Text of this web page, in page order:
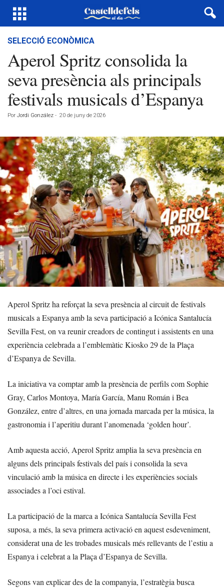
SELECCIÓ ECONÒMICA
Aperol Spritz consolida la
seva presència als principals
festivals musicals d’Espanya
Por Jordi González - 20 de juny de 2026
Aperol Spritz ha reforçat la seva presència al circuit de festivals
musicals a Espanya amb la seva participació a Icónica Santalucía
Sevilla Fest, on va reunir creadors de contingut i assistents en una
experiència celebrada a l’emblemàtic Kiosko 29 de la Plaça
d’Espanya de Sevilla.
La iniciativa va comptar amb la presència de perfils com Sophie
Gray, Carlos Montoya, María García, Manu Román i Bea
González, entre d’altres, en una jornada marcada per la música, la
gastronomia i l’aperitiu durant l’anomenada ‘golden hour’.
Amb aquesta acció, Aperol Spritz amplia la seva presència en
alguns dels principals festivals del país i consolida la seva
vinculació amb la música en directe i les experiències socials
associades a l’oci estival.
La participació de la marca a Icónica Santalucía Sevilla Fest
suposa, a més, la seva primera activació en aquest esdeveniment,
considerat una de les trobades musicals més rellevants de l’estiu a
Espanya i celebrat a la Plaça d’Espanya de Sevilla.
Segons van explicar des de la companyia, l’estratègia busca